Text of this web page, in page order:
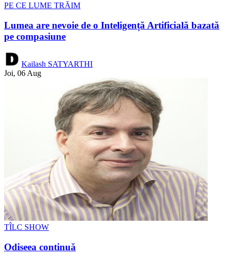
PE CE LUME TRĂIM
Lumea are nevoie de o Inteligență Artificială bazată
pe compasiune
Kailash SATYARTHI
Joi, 06 Aug
TÎLC SHOW
Odiseea continuă